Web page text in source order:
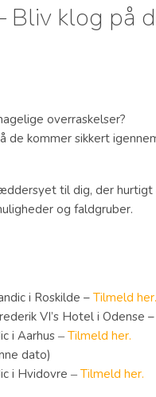
Bliv klog på
overraskelser?
de kommer sikkert
til dig, der
og faldgruber.
i Roskilde – Tilmeld her.
VI’s Hotel i Odense –
i Aarhus – Tilmeld her.
dato)
i Hvidovre – Tilmeld her.